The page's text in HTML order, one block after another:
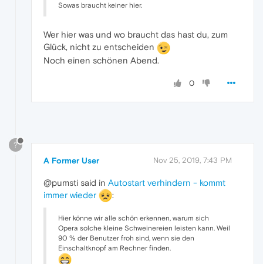
Sowas braucht keiner hier.
Wer hier was und wo braucht das hast du, zum
Glück, nicht zu entscheiden
Noch einen schönen Abend.
0
?
A Former User Nov 25, 2019, 7:43 PM
@pumsti said in Autostart verhindern - kommt
immer wieder
:
Hier könne wir alle schön erkennen, warum sich
Opera solche kleine Schweinereien leisten kann. Weil
90 % der Benutzer froh sind, wenn sie den
Einschaltknopf am Rechner finden.